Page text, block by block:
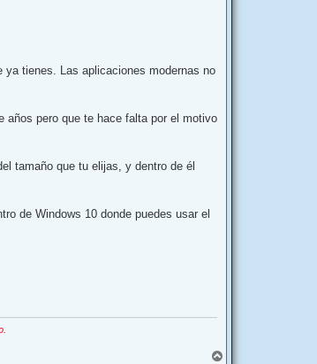
tienes. Las aplicaciones modernas no
años pero que te hace falta por el motivo
tamaño que tu elijas, y dentro de él
de Windows 10 donde puedes usar el